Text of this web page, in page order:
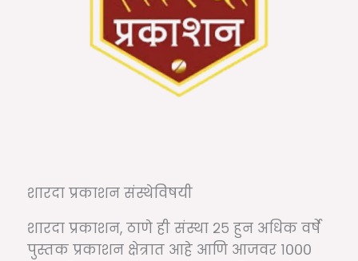
शारदा प्रकाशन संस्थेविषयी
शारदा प्रकाशन, ठाणे ही संस्था २५ हुन अधिक वर्षे
पुस्तक प्रकाशन क्षेत्रात आहे आणि आजवर १०००